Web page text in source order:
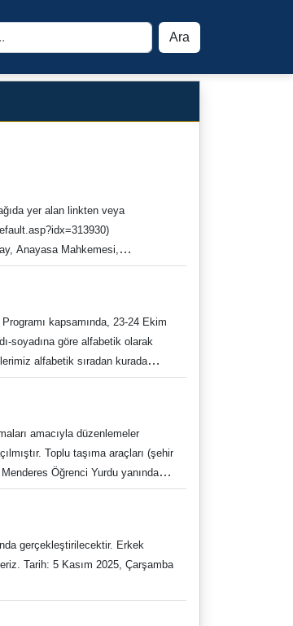
Ara
yer alan linkten veya
Anayasa Mahkemesi,
KAMUSEARH, Karar
Mali Mevzuat
Sayıştay denetimine
Veri tabanları ortak erişim:
bizimle paylaşınız lütfen
E-posta:
0256 218 20 00/2840-2841 0256
kapsamında, 23-24 Ekim
soyadına göre alfabetik olarak
alfabetik sıradan kurada
ile birlikte 31 Ekim 2025 Cuma
günü olup, belge tesliminin
testi sorgulaması ve güvenlik
hepsi yedek listede olup,
Not 3: İŞKUR
toplu yaşam alanlarında
amacıyla düzenlemeler
Toplu taşıma araçları (şehir
Öğrenci Yurdu yanındaki
yönetimi öğrencilerimizin
gerçekleştirilecektir. Erkek
Tarih: 5 Kasım 2025, Çarşamba